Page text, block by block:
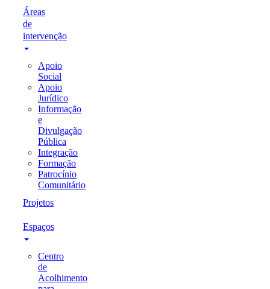
Áreas
de
intervenção
Apoio
Social
Apoio
Jurídico
Informação
e
Divulgação
Pública
Integração
Formação
Patrocínio
Comunitário
Projetos
Espaços
Centro
de
Acolhimento